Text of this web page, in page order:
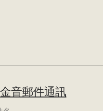
金音郵件通訊